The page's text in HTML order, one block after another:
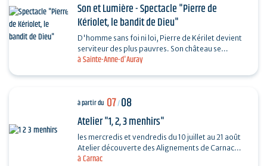
à Sainte-Anne-d'Auray
Son et Lumière - Spectacle "Pierre de
Kériolet, le bandit de Dieu"
D'homme sans foi ni loi, Pierre de Kérilet devient
serviteur des plus pauvres. Son château se
transforme en refuge, sa vie en offrande.
à Carnac
à partir du 07/08
Atelier "1, 2, 3 menhirs"
les mercredis et vendredis du 10 juillet au 21 août
Atelier découverte des Alignements de Carnac
destiné aux enfants de 4 à 6 ans en compagnie